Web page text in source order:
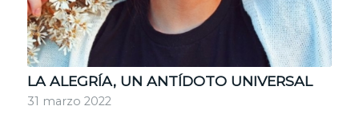
LA ALEGRÍA, UN ANTÍDOTO UNIVERSAL
31 marzo 2022